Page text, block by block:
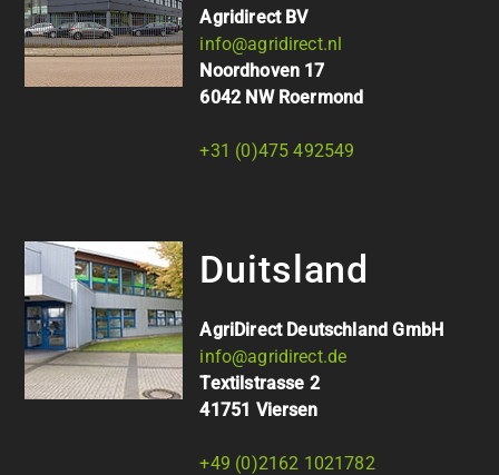
Agridirect BV
info@agridirect.nl
Noordhoven 17
6042 NW Roermond
+31 (0)475 492549
Duitsland
AgriDirect Deutschland GmbH
info@agridirect.de
Textilstrasse 2
41751 Viersen
+49 (0)2162 1021782